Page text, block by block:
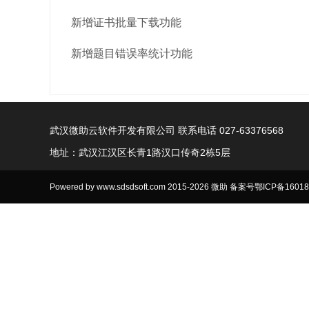
新增证书批量下载功能
新增题目错误率统计功能
武汉微助云软件开发有限公司 联系电话 027-63376568
地址：武汉江汉区长青1路汉口传奇2栋5层
Powered by www.sdsdsoft.com 2015-2026 微助 备案号鄂ICP备